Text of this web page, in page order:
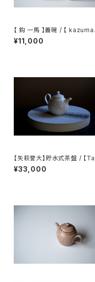
【 鈎 一馬 】蓋碗 / 【 kazuma
magari 】Gaiwan
¥11,000
【矢萩誉大】貯水式茶盤 / 【Tak
ahiro Yahagi】Water-Reser
voir Tea Tray
¥33,000